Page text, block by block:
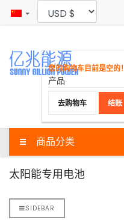
您的购物车目前是空的！
产品
去购物车 结账
商品分类
太阳能专用电池
SIDEBAR